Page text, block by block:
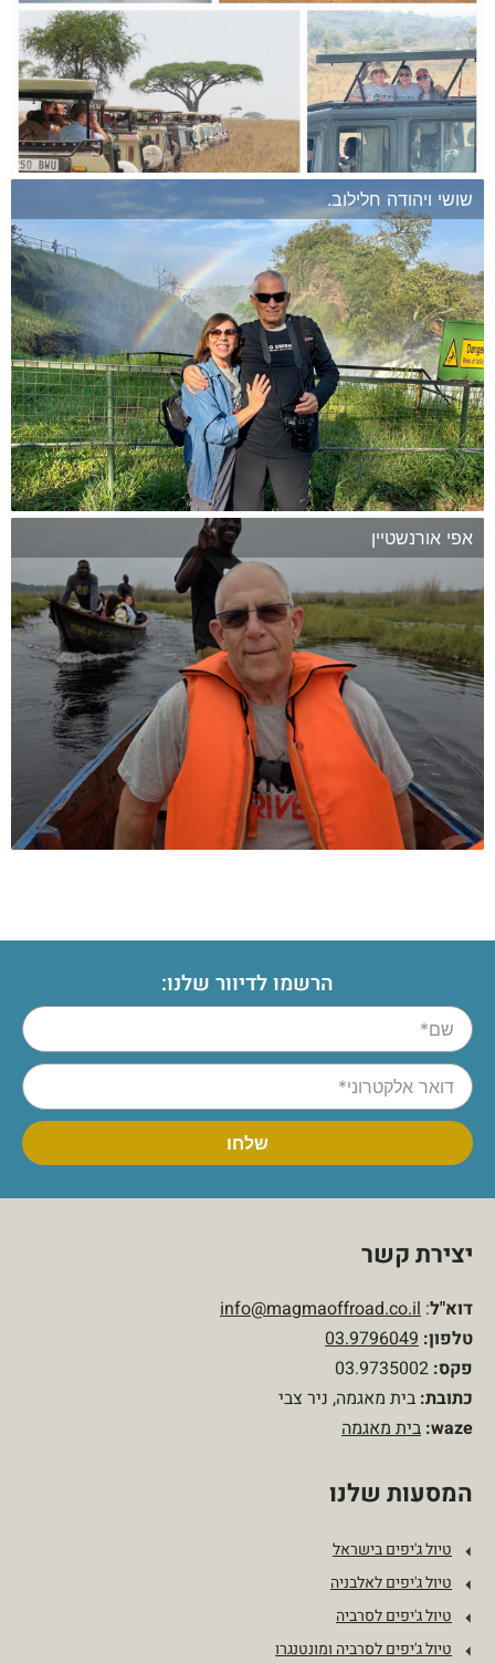
המשך
שושי ויהודה חלילוב.
המשך
אפי אורנשטיין
הרשמו לדיוור שלנו:
יצירת קשר
דוא"ל:
info@magmaoffroad.co.il
טלפון:
03.9796049
פקס:
כתובת: בית מאגמה, ניר צבי
waze: בית מאגמה
המסעות שלנו
טיול ג'יפים בישראל
טיול ג'יפים לאלבניה
טיול ג'יפים לסרביה
טיול ג'יפים לסרביה ומונטנגרו